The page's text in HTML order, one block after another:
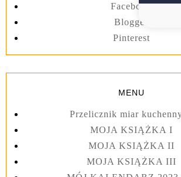
Facebook
Blogger
Pinterest
MENU
Przelicznik miar
MOJA KSIĄŻKA I
MOJA KSIĄŻKA II
MOJA KSIĄŻKA III